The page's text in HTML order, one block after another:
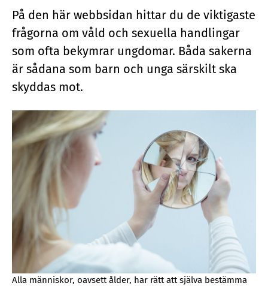
På den här webbsidan hittar du de viktigaste
frågorna om våld och sexuella handlingar
som ofta bekymrar ungdomar. Båda sakerna
är sådana som barn och unga särskilt ska
skyddas mot.
Alla människor, oavsett ålder, har rätt att själva bestämma